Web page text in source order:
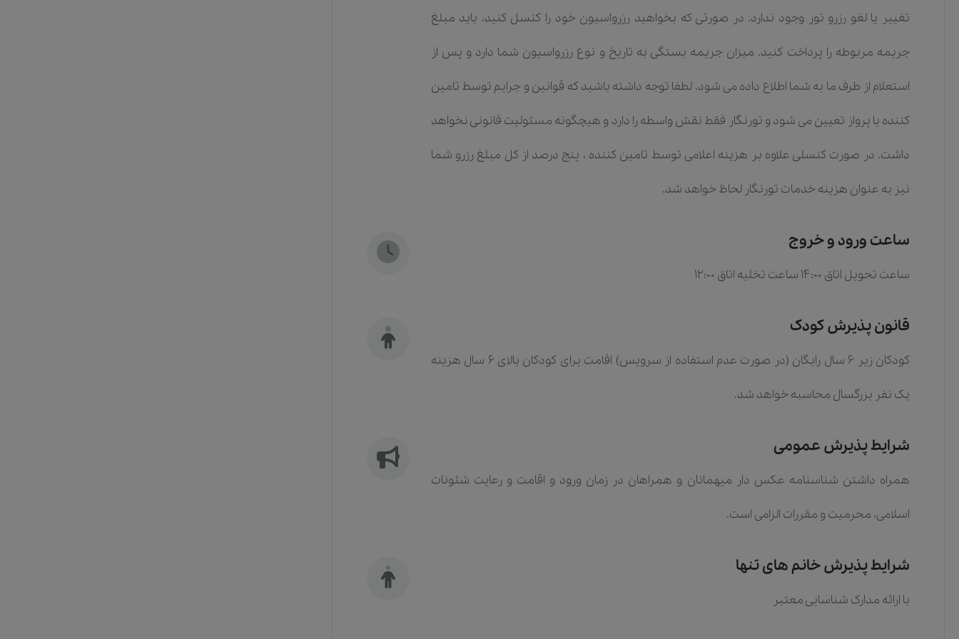
تغییر یا لغو رزرو تور وجود ندارد. در صورتی که بخواهید رزرواسیون خود را کنسل کنید، باید مبلغ
جریمه مربوطه را پرداخت کنید. میزان جریمه بستگی به تاریخ و نوع رزرواسیون شما دارد و پس از
استعلام از طرف ما به شما اطلاع داده می شود. لطفا توجه داشته باشید که قوانین و جرایم توسط تامین
کننده یا پرواز تعیین می شود و تورنگار فقط نقش واسطه را دارد و هیچگونه مسئولیت قانونی نخواهد
داشت. در صورت کنسلی علاوه بر هزینه اعلامی توسط تامین کننده ، پنج درصد از کل مبلغ رزرو شما
نیز به عنوان هزینه خدمات تورنگار لحاظ خواهد شد.
ساعت ورود و خروج
ساعت تحویل اتاق 14:00 ساعت تخلیه اتاق 12:00
قانون پذیرش کودک
کودکان زیر 6 سال رایگان (در صورت عدم استفاده از سرویس) اقامت برای کودکان بالای 6 سال هزینه
یک نفر بزرگسال محاسبه خواهد شد.
شرایط پذیرش عمومی
همراه داشتن شناسنامه عکس دار میهمانان و همراهان در زمان ورود و اقامت و رعایت شئونات
اسلامی، محرمیت و مقررات الزامی است.
شرایط پذیرش خانم های تنها
با ارائه مدارک شناسایی معتبر